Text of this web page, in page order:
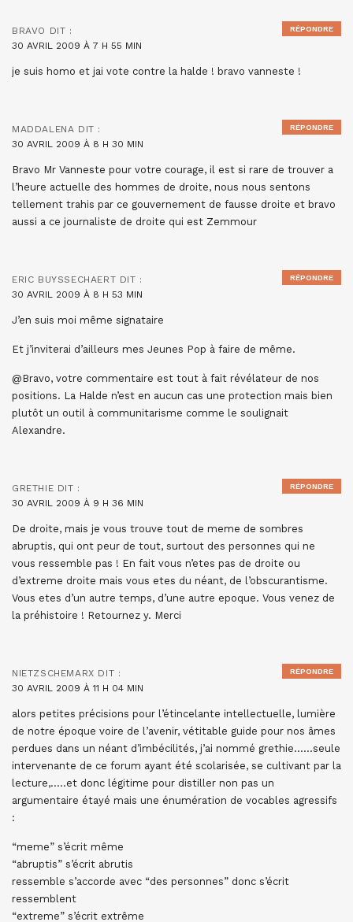
BRAVO DIT :
30 AVRIL 2009 À 7 H 55 MIN
je suis homo et jai vote contre la halde ! bravo vanneste !
RÉPONDRE
MADDALENA DIT :
30 AVRIL 2009 À 8 H 30 MIN
Bravo Mr Vanneste pour votre courage, il est si rare de trouver a
l’heure actuelle des hommes de droite, nous nous sentons
tellement trahis par ce gouvernement de fausse droite et bravo
aussi a ce journaliste de droite qui est Zemmour
RÉPONDRE
ERIC BUYSSECHAERT DIT :
30 AVRIL 2009 À 8 H 53 MIN
J’en suis moi même signataire
Et j’inviterai d’ailleurs mes Jeunes Pop à faire de même.
@Bravo, votre commentaire est tout à fait révélateur de nos
positions. La Halde n’est en aucun cas une protection mais bien
plutôt un outil à communitarisme comme le soulignait
Alexandre.
RÉPONDRE
GRETHIE DIT :
30 AVRIL 2009 À 9 H 36 MIN
De droite, mais je vous trouve tout de meme de sombres
abruptis, qui ont peur de tout, surtout des personnes qui ne
vous ressemble pas ! En fait vous n’etes pas de droite ou
d’extreme droite mais vous etes du néant, de l’obscurantisme.
Vous etes d’un autre temps, d’une autre epoque. Vous venez de
la préhistoire ! Retournez y. Merci
RÉPONDRE
NIETZSCHEMARX DIT :
30 AVRIL 2009 À 11 H 04 MIN
alors petites précisions pour l’étincelante intellectuelle, lumière
de notre époque voire de l’avenir, vétitable guide pour nos âmes
perdues dans un néant d’imbécilités, j’ai nommé grethie……seule
intervenante de ce forum ayant été scolarisée, se cultivant par la
lecture,…..et donc légitime pour distiller non pas un
argumentaire étayé mais une énumération de vocables agressifs
:
“meme” s’écrit même
“abruptis” s’écrit abrutis
ressemble s’accorde avec “des personnes” donc s’écrit
ressemblent
“extreme” s’écrit extrême
RÉPONDRE